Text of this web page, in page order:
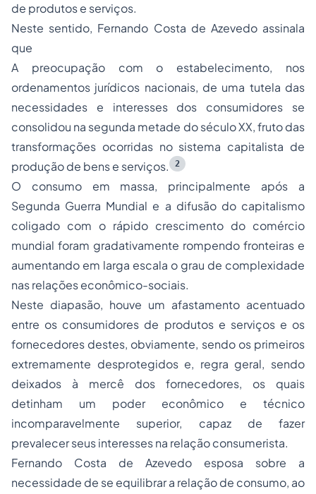
de produtos e serviços.
Neste sentido, Fernando Costa de Azevedo assinala
que
A preocupação com o estabelecimento, nos
ordenamentos jurídicos nacionais, de uma tutela das
necessidades e interesses dos consumidores se
consolidou na segunda metade do século XX, fruto das
transformações ocorridas no sistema capitalista de
produção de bens e serviços.
2
O consumo em massa, principalmente após a
Segunda Guerra Mundial e a difusão do capitalismo
coligado com o rápido crescimento do comércio
mundial foram gradativamente rompendo fronteiras e
aumentando em larga escala o grau de complexidade
nas relações econômico-sociais.
Neste diapasão, houve um afastamento acentuado
entre os consumidores de produtos e serviços e os
fornecedores destes, obviamente, sendo os primeiros
extremamente desprotegidos e, regra geral, sendo
deixados à mercê dos fornecedores, os quais
detinham um poder econômico e técnico
incomparavelmente superior, capaz de fazer
prevalecer seus interesses na relação consumerista.
Fernando Costa de Azevedo esposa sobre a
necessidade de se equilibrar a relação de consumo, ao